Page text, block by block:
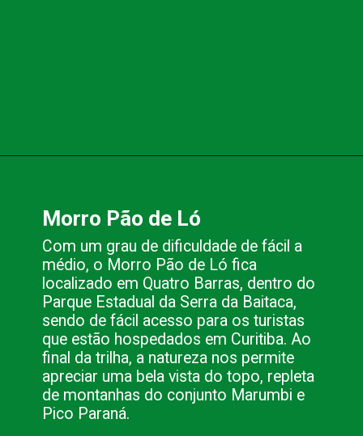
Morro Pão de Ló
Com um grau de dificuldade de fácil a
médio, o Morro Pão de Ló fica
localizado em Quatro Barras, dentro do
Parque Estadual da Serra da Baitaca,
sendo de fácil acesso para os turistas
que estão hospedados em Curitiba. Ao
final da trilha, a natureza nos permite
apreciar uma bela vista do topo, repleta
de montanhas do conjunto Marumbi e
Pico Paraná.